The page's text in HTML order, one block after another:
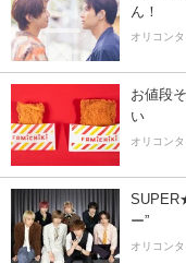
ん！
オリコン
お値段
い
オリコン
ー”
オリコン